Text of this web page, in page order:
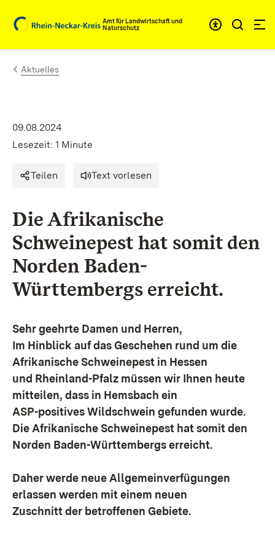
Zum Inhalt springenAmt für Landwirtschaft und
Naturschutz
Aktuelles
09.08.2024
Lesezeit: 1 Minute
Teilen Text vorlesen
Die Afrikanische
Schweinepest hat somit den
Norden Baden-
Württembergs erreicht.
Sehr geehrte Damen und Herren,
Im Hinblick auf das Geschehen rund um die
Afrikanische Schweinepest in Hessen
und Rheinland-Pfalz müssen wir Ihnen heute
mitteilen, dass in Hemsbach ein
ASP-positives Wildschwein gefunden wurde.
Die Afrikanische Schweinepest hat somit den
Norden Baden-Württembergs erreicht.
Daher werde neue Allgemeinverfügungen
erlassen werden mit einem neuen
Zuschnitt der betroffenen Gebiete.